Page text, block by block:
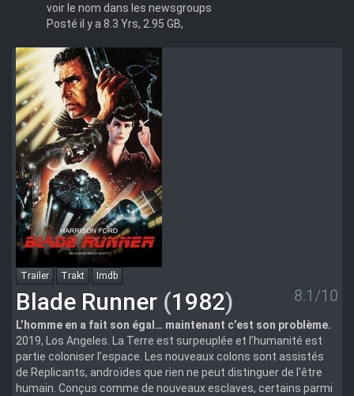
Alexandre
(1982)
och
Alexander)
720p
x264
AAC
MULTI
[NOEX]
voir le nom dans les newsgroups
Posté il y a 8.3 Yrs, 2.95 GB,
Trailer Trakt Imdb
Blade Runner (1982) 8.1/10
L’homme en a fait son égal… maintenant c’est son problème.
2019, Los Angeles. La Terre est surpeuplée et l’humanité est
partie coloniser l’espace. Les nouveaux colons sont assistés
de Replicants, androïdes que rien ne peut distinguer de l'être
humain. Conçus comme de nouveaux esclaves, certains parmi